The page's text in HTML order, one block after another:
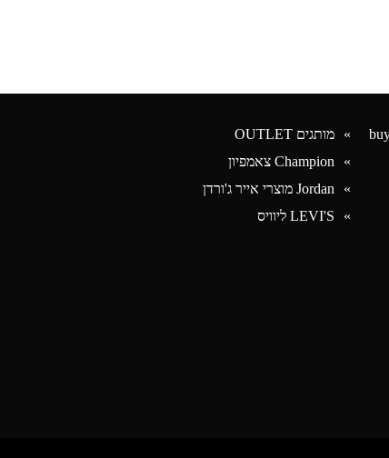
מותגים OUTLET
Champion צאמפיון
Jordan מוצרי אייר ג'ורדן
LEVI'S ליוויס